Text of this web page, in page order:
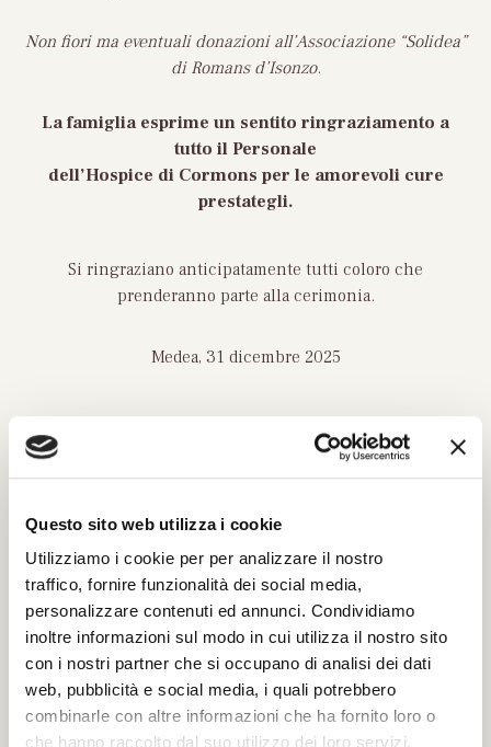
Questo sito web utilizza i cookie
Utilizziamo i cookie per per analizzare il nostro
traffico, fornire funzionalità dei social media,
personalizzare contenuti ed annunci. Condividiamo
inoltre informazioni sul modo in cui utilizza il nostro sito
con i nostri partner che si occupano di analisi dei dati
web, pubblicità e social media, i quali potrebbero
combinarle con altre informazioni che ha fornito loro o
che hanno raccolto dal suo utilizzo dei loro servizi.
Non fiori ma eventuali donazioni all’Associazione “Solidea”
di Romans d’Isonzo.
La famiglia esprime un sentito ringraziamento a
tutto il Personale
dell’Hospice di Cormons per le amorevoli cure
prestategli.
Si ringraziano anticipatamente tutti coloro che
prenderanno parte alla cerimonia.
Medea, 31 dicembre 2025
INVIA UN MESSAGGIO DICORDOGLIO
Compila il modulo con tutti i dati richiesti per
poter inviare le tue condoglianze.
Sarà nostra premura far pervenire alla famiglia
del defunto il tuo messaggio.